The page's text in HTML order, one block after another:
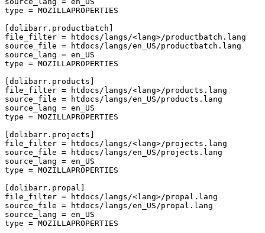
type = MOZILLAPROPERTIES
[dolibarr.productbatch]
file_filter =
htdocs/langs/<lang>/productbatch.lang
source_file =
htdocs/langs/en_US/productbatch.lang
source_lang = en_US
type = MOZILLAPROPERTIES
[dolibarr.products]
file_filter =
htdocs/langs/<lang>/products.lang
source_file =
htdocs/langs/en_US/products.lang
source_lang = en_US
type = MOZILLAPROPERTIES
[dolibarr.projects]
file_filter =
htdocs/langs/<lang>/projects.lang
source_file =
htdocs/langs/en_US/projects.lang
source_lang = en_US
type = MOZILLAPROPERTIES
[dolibarr.propal]
file_filter =
htdocs/langs/<lang>/propal.lang
source_file =
htdocs/langs/en_US/propal.lang
source_lang = en_US
type = MOZILLAPROPERTIES